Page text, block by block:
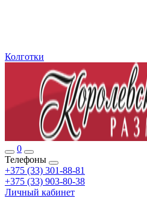
Колготки
0
Телефоны
+375 (33) 301-88-81
+375 (33) 903-80-38
Личный кабинет